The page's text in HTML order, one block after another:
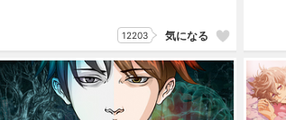
12203 気になる